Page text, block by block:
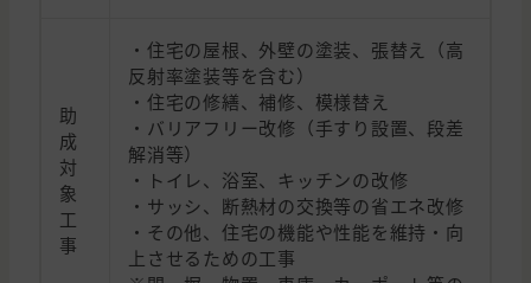
助
成
対
象
工
事
・住宅の屋根、外壁の塗装、張替え（高
反射率塗装等を含む）
・住宅の修繕、補修、模様替え
・バリアフリー改修（手すり設置、段差
解消等）
・トイレ、浴室、キッチンの改修
・サッシ、断熱材の交換等の省エネ改修
・その他、住宅の機能や性能を維持・向
上させるための工事